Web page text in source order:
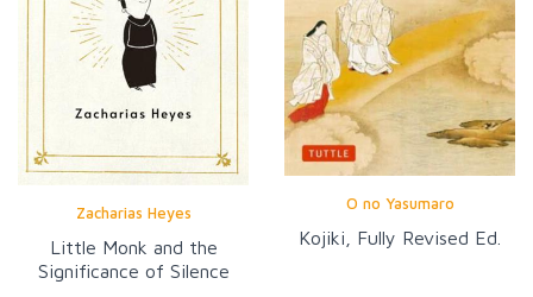
Zacharias Heyes
Little Monk and the
Significance of Silence
O no Yasumaro
Kojiki, Fully Revised Ed.